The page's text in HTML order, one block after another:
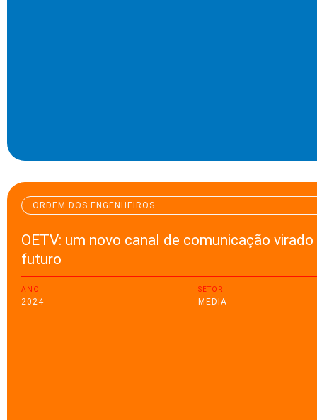
ORDEM DOS ENGENHEIROS
OETV: um novo canal de comunicação virado
futuro
ANO
2024
SETOR
MEDIA